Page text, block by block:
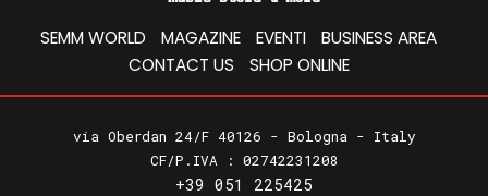
SEMM WORLD MAGAZINE EVENTI
BUSINESS AREA
CONTACT US
SHOP ONLINE
via Oberdan 24/F 40126 - Bologna - Italy
CF/P.IVA : 02742231208
+39 051 225425